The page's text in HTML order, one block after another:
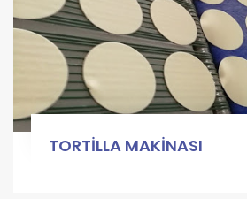
TORTİLLA MAKİNASI